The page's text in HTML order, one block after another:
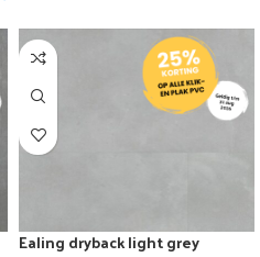
Ealing dryback light grey